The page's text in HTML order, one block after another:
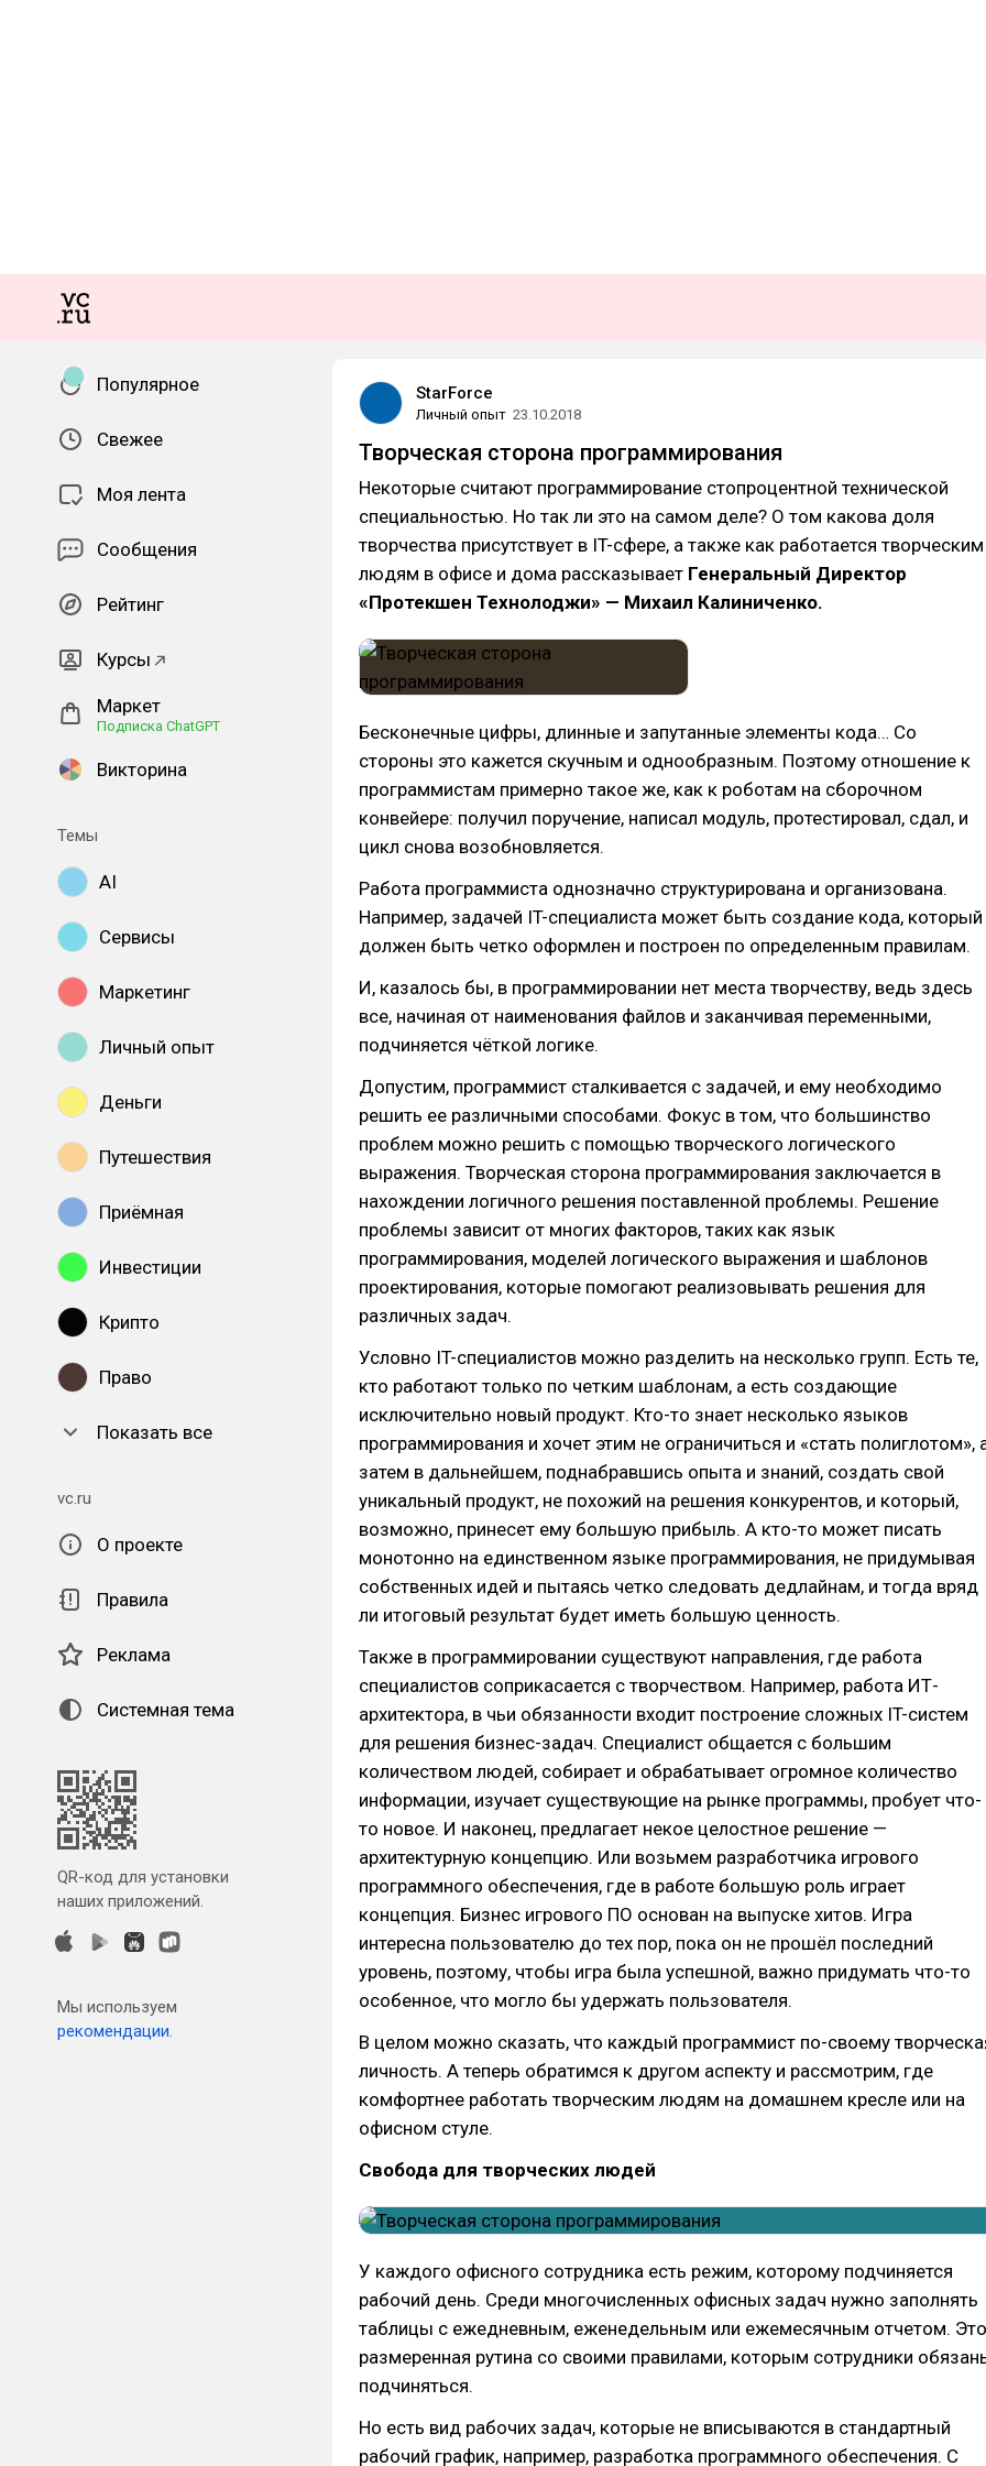
Популярное
Свежее
Моя лента
Сообщения
Рейтинг
Курсы
Маркет
Подписка ChatGPT
Викторина
Темы
AI
Сервисы
Маркетинг
Личный опыт
Деньги
Путешествия
Приёмная
Инвестиции
Крипто
Право
Показать все
vc.ru
О проекте
Правила
Реклама
Системная тема
QR-код для установки
наших приложений.
Мы используем
рекомендации.
StarForce
Личный опыт 23.10.2018
Творческая сторона программирования
Некоторые считают программирование стопроцентной технической
специальностью. Но так ли это на самом деле? О том какова доля
творчества присутствует в IT-сфере, а также как работается творческим
людям в офисе и дома рассказывает Генеральный Директор
«Протекшен Технолоджи» — Михаил Калиниченко.
Бесконечные цифры, длинные и запутанные элементы кода… Со
стороны это кажется скучным и однообразным. Поэтому отношение к
программистам примерно такое же, как к роботам на сборочном
конвейере: получил поручение, написал модуль, протестировал, сдал, и
цикл снова возобновляется.
Работа программиста однозначно структурирована и организована.
Например, задачей IT-специалиста может быть создание кода, который
должен быть четко оформлен и построен по определенным правилам.
И, казалось бы, в программировании нет места творчеству, ведь здесь
все, начиная от наименования файлов и заканчивая переменными,
подчиняется чёткой логике.
Допустим, программист сталкивается с задачей, и ему необходимо
решить ее различными способами. Фокус в том, что большинство
проблем можно решить с помощью творческого логического
выражения. Творческая сторона программирования заключается в
нахождении логичного решения поставленной проблемы. Решение
проблемы зависит от многих факторов, таких как язык
программирования, моделей логического выражения и шаблонов
проектирования, которые помогают реализовывать решения для
различных задач.
Условно IT-специалистов можно разделить на несколько групп. Есть те,
кто работают только по четким шаблонам, а есть создающие
исключительно новый продукт. Кто-то знает несколько языков
программирования и хочет этим не ограничиться и «стать полиглотом»,
затем в дальнейшем, поднабравшись опыта и знаний, создать свой
уникальный продукт, не похожий на решения конкурентов, и который,
возможно, принесет ему большую прибыль. А кто-то может писать
монотонно на единственном языке программирования, не придумывая
собственных идей и пытаясь четко следовать дедлайнам, и тогда вряд
ли итоговый результат будет иметь большую ценность.
Также в программировании существуют направления, где работа
специалистов соприкасается с творчеством. Например, работа ИТ-
архитектора, в чьи обязанности входит построение сложных IT-систем
для решения бизнес-задач. Специалист общается с большим
количеством людей, собирает и обрабатывает огромное количество
информации, изучает существующие на рынке программы, пробует что-
то новое. И наконец, предлагает некое целостное решение —
архитектурную концепцию. Или возьмем разработчика игрового
программного обеспечения, где в работе большую роль играет
концепция. Бизнес игрового ПО основан на выпуске хитов. Игра
интересна пользователю до тех пор, пока он не прошёл последний
уровень, поэтому, чтобы игра была успешной, важно придумать что-то
особенное, что могло бы удержать пользователя.
В целом можно сказать, что каждый программист по-своему
личность. А теперь обратимся к другом аспекту и рассмотрим, где
комфортнее работать творческим людям на домашнем кресле или на
офисном стуле.
Свобода для творческих людей
У каждого офисного сотрудника есть режим, которому подчиняется
рабочий день. Среди многочисленных офисных задач нужно заполнять
таблицы с ежедневным, еженедельным или ежемесячным отчетом. Это
размеренная рутина со своими правилами, которым сотрудники
подчиняться.
Но есть вид рабочих задач, которые не вписываются в стандартный
рабочий график, например, разработка программного обеспечения. С